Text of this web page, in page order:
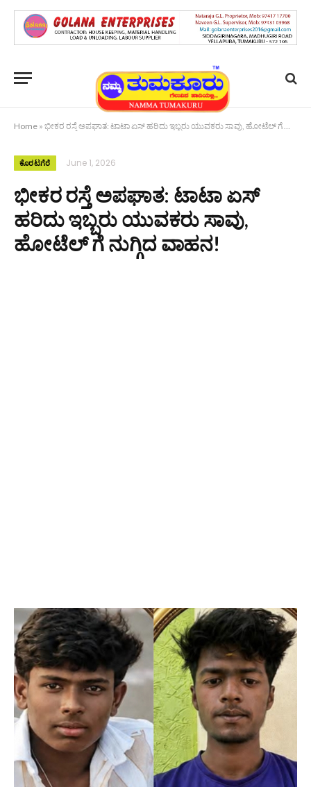
Home » ಭೀಕರ ರಸ್ತೆ ಅಪಘಾತ: ಟಾಟಾ ಏಸ್ ಹರಿದು ಇಬ್ಬರು ಯುವಕರು ಸಾವು, ಹೋಟೆಲ್‌ ಗೆ ನುಗ್ಗಿದ ವಾಹನ!
ಕೊರಟಗೆರೆ June 1, 2026
ಭೀಕರ ರಸ್ತೆ ಅಪಘಾತ: ಟಾಟಾ ಏಸ್
ಹರಿದು ಇಬ್ಬರು ಯುವಕರು ಸಾವು,
ಹೋಟೆಲ್‌ ಗೆ ನುಗ್ಗಿದ ವಾಹನ!